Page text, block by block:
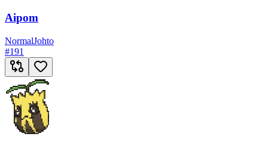
Aipom
NormalJohto
#191